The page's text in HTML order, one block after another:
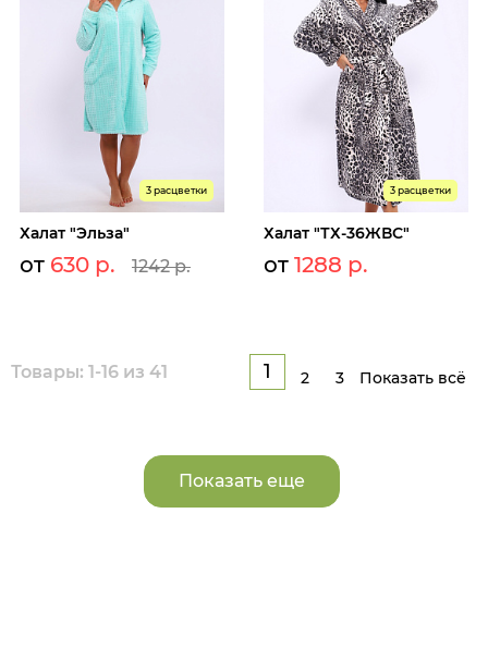
3 расцветки
Халат "Эльза"
от 630 р. 1242 р.
3 расцветки
Халат "ТХ-36ЖВС"
от 1288 р.
Товары: 1-16 из 41 1 2 3 Показать всё
Показать еще